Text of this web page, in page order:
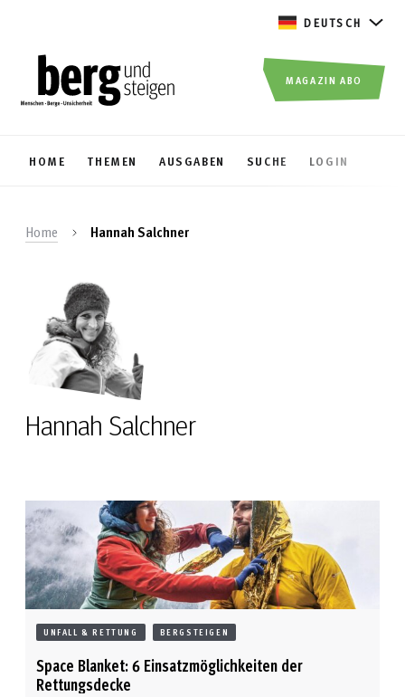
DEUTSCH
HOME THEMEN AUSGABEN SUCHE LOGIN
MAGAZIN ABO
Home Hannah Salchner
Hannah Salchner
UNFALL & RETTUNG BERGSTEIGEN
Space Blanket: 6 Einsatzmöglichkeiten der
Rettungsdecke